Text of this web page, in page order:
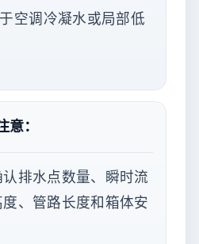
空调冷凝水或局部低
：
排水点数量、瞬时流
、管路长度和箱体安